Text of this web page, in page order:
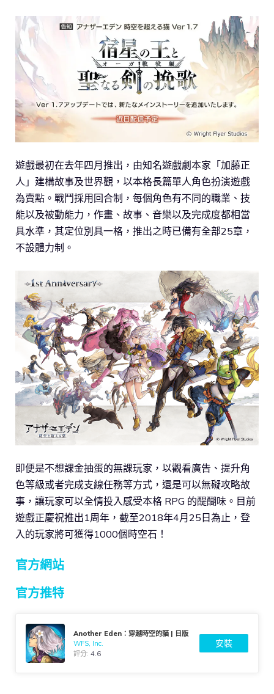
遊戲最初在去年四月推出，由知名遊戲劇本家「加藤正
人」建構故事及世界觀，以本格長篇單人角色扮演遊戲
為賣點。戰鬥採用回合制，每個角色有不同的職業、技
能以及被動能力，作畫、故事、音樂以及完成度都相當
具水準，其定位別具一格，推出之時已備有全部25章，
不設體力制。
即便是不想課金抽蛋的無課玩家，以觀看廣告、提升角
色等級或者完成支線任務等方式，還是可以無礙攻略故
事，讓玩家可以全情投入感受本格 RPG 的醍醐味。目前
遊戲正慶祝推出1周年，截至2018年4月25日為止，登
入的玩家將可獲得1000個時空石！
官方網站
官方推特
Another Eden：穿越時空的貓 | 日版
WFS, Inc.
評分:4.6
安裝